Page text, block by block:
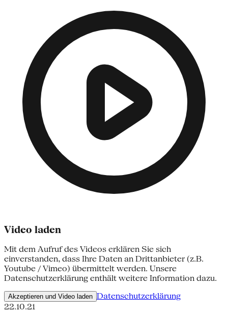
Video laden
Mit dem Aufruf des Videos erklären Sie sich
einverstanden, dass Ihre Daten an Drittanbieter (z.B.
Youtube / Vimeo) übermittelt werden. Unsere
Datenschutzerklärung enthält weitere Information dazu.
Akzeptieren und Video laden Datenschutzerklärung
22.10.21